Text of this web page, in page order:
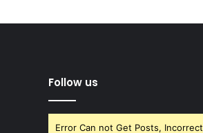
Follow us
Error Can not Get Posts, Incorrect